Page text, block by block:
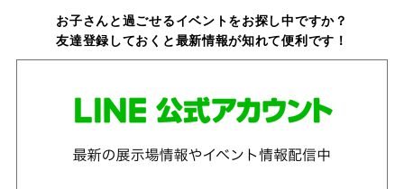
お子さんと過ごせるイベントをお探し中ですか？
友達登録しておくと最新情報が知れて便利です！